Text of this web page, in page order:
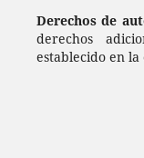
Derechos de
derechos
establecido en